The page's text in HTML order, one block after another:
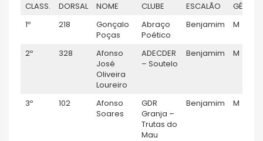
CLASS. DORSAL NOME CLUBE ESCALÃO
GÉNERO
1º
218
Gonçalo
Poças
Abraço
Poético
Benjamim M
2º 328
Afonso
José
Oliveira
Loureiro
ADECDER
– Soutelo
Benjamim M
3º 102
Afonso
Soares
GDR
Granja –
Trutas do
Mau
Benjamim M